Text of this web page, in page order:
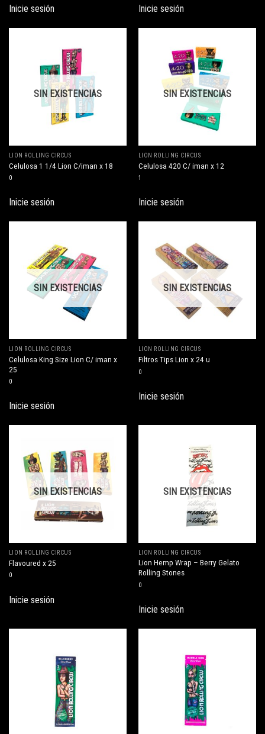
Inicie sesión Inicie sesión
SIN EXISTENCIAS
LION ROLLING CIRCUS
Celulosa 1 1/4 Lion C/iman x 18
0
Inicie sesión
SIN EXISTENCIAS
LION ROLLING CIRCUS
Celulosa 420 C/ iman x 12
1
Inicie sesión
SIN EXISTENCIAS
LION ROLLING CIRCUS
Celulosa King Size Lion C/ iman x
25
0
Inicie sesión
SIN EXISTENCIAS
LION ROLLING CIRCUS
Filtros Tips Lion x 24 u
0
Inicie sesión
SIN EXISTENCIAS
LION ROLLING CIRCUS
Flavoured x 25
0
Inicie sesión
SIN EXISTENCIAS
LION ROLLING CIRCUS
Lion Hemp Wrap – Berry Gelato
Rolling Stones
0
Inicie sesión